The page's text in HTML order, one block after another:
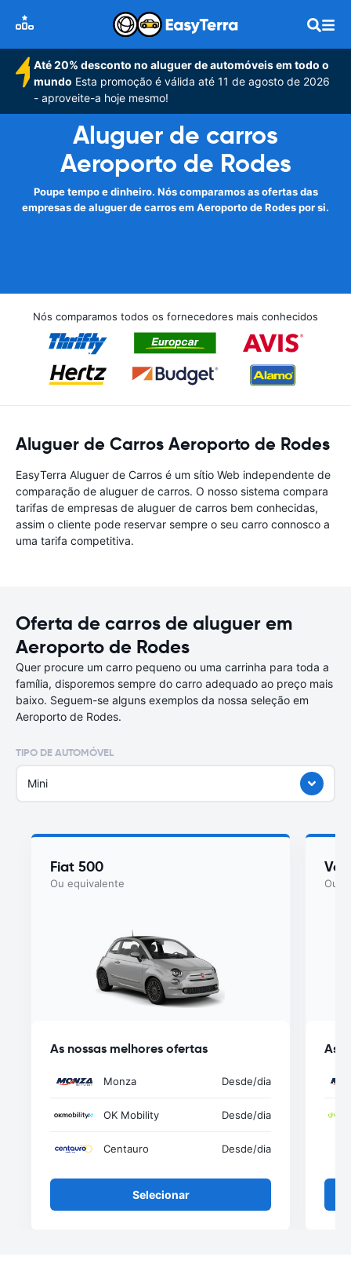
Até 20% desconto no aluguer de automóveis em todo o
mundo Esta promoção é válida até 11 de agosto de 2026
- aproveite-a hoje mesmo!
Aluguer de carros
Aeroporto de Rodes
Poupe tempo e dinheiro. Nós comparamos as ofertas das
empresas de aluguer de carros em Aeroporto de Rodes por si.
Nós comparamos todos os fornecedores mais conhecidos
Aluguer de Carros Aeroporto de Rodes
EasyTerra Aluguer de Carros é um sítio Web independente de
comparação de aluguer de carros. O nosso sistema compara
tarifas de empresas de aluguer de carros bem conhecidas,
assim o cliente pode reservar sempre o seu carro connosco a
uma tarifa competitiva.
Oferta de carros de aluguer em
Aeroporto de Rodes
Quer procure um carro pequeno ou uma carrinha para toda a
família, disporemos sempre do carro adequado ao preço mais
baixo. Seguem-se alguns exemplos da nossa seleção em
Aeroporto de Rodes.
TIPO DE AUTOMÓVEL
Mini
Fiat 500
Ou equivalente
As nossas melhores ofertas
Monza Desde/dia
OK Mobility Desde/dia
Centauro Desde/dia
Selecionar
Ou
As